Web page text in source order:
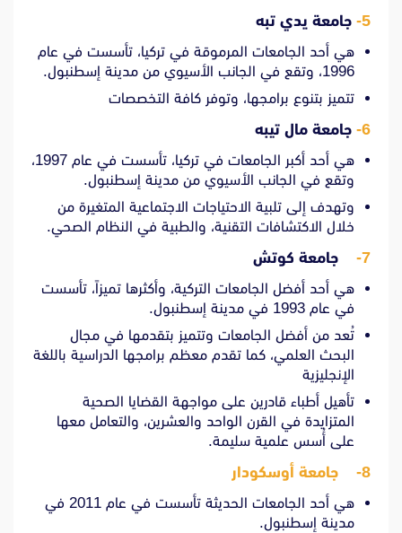
5- جامعة يدي تبه
هي أحد الجامعات المرموقة في تركيا، تأسست في عام
1996، وتقع في الجانب الأسيوي من مدينة إسطنبول.
تتميز بتنوع برامجها، وتوفر كافة التخصصات
6- جامعة مال تيبه
هي أحد أكبر الجامعات في تركيا، تأسست في عام 1997،
وتقع في الجانب الأسيوي من مدينة إسطنبول.
وتهدف إلى تلبية الاحتياجات الاجتماعية المتغيرة من
خلال الاكتشافات التقنية، والطبية في النظام الصحي.
7- جامعة كوتش
هي أحد أفضل الجامعات التركية، وأكثرها تميزاً، تأسست
في عام 1993 في مدينة إسطنبول.
تُعد من أفضل الجامعات وتتميز بتقدمها في مجال
البحث العلمي، كما تقدم معظم برامجها الدراسية باللغة
الإنجليزية
تأهيل أطباء قادرين على مواجهة القضايا الصحية
المتزايدة في القرن الواحد والعشرين، والتعامل معها
على أُسس علمية سليمة.
8- جامعة أوسكودار
هي أحد الجامعات الحديثة تأسست في عام 2011 في
مدينة إسطنبول.